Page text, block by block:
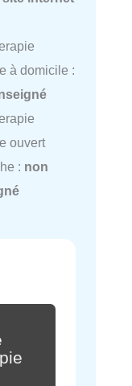
à domicile :
ouvert
: non